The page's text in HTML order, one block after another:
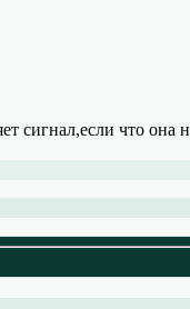
сигнал,если что она